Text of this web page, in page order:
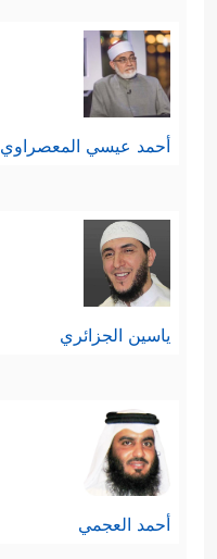
أحمد عيسي المعصراوي
ياسين الجزائري
أحمد العجمي